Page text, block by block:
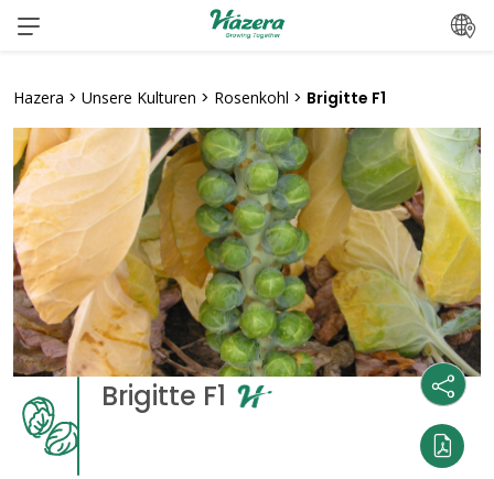
Zum
Inhalt
Hazera > Unsere Kulturen > Rosenkohl > Brigitte F1
Brigitte F1